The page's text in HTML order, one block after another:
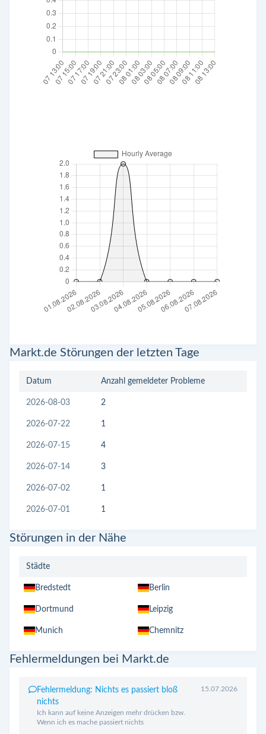
Markt.de Störungen der letzten Tage
Datum Anzahl gemeldeter Probleme
2026-08-03 2
2026-07-22 1
2026-07-15 4
2026-07-14 3
2026-07-02 1
2026-07-01 1
Störungen in der Nähe
Städte
Bredstedt Berlin
Dortmund Leipzig
Munich Chemnitz
Fehlermeldungen bei Markt.de
Fehlermeldung: Nichts es passiert bloß
nichts
Ich kann auf keine Anzeigen mehr drücken bzw.
Wenn ich es mache passiert nichts
15.07.2026